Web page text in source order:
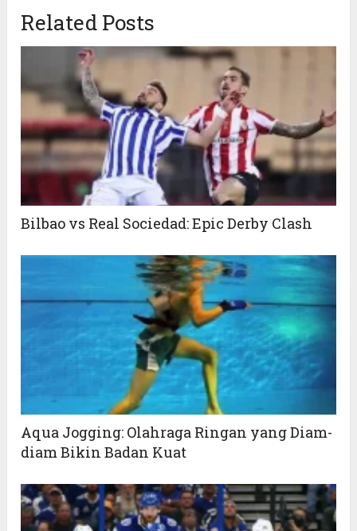
Related Posts
Bilbao vs Real Sociedad: Epic Derby Clash
Aqua Jogging: Olahraga Ringan yang Diam-
diam Bikin Badan Kuat